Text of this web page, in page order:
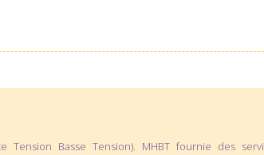
Tension Basse Tension). MHBT fournie des